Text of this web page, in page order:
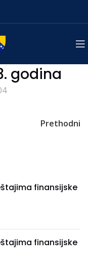
godina
Prethodni
finansijske
finansijske